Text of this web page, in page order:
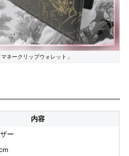
ネークリップウォレット」
内容
ー